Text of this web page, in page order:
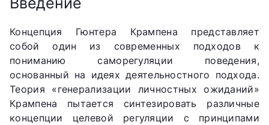
Концепция Гюнтера Крампена представляет
собой один из современных подходов к
пониманию саморегуляции поведения,
основанный на идеях деятельностного подхода.
Теория «генерализации личностных ожиданий»
Крампена пытается синтезировать различные
концепции целевой регуляции с принципами